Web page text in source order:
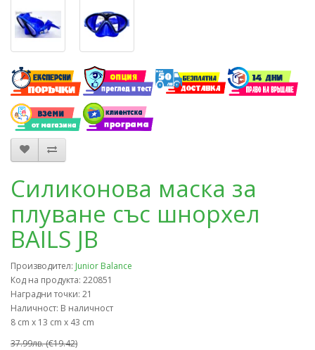
Силиконова маска за
плуване със шнорхел
BAILS JB
Производител: Junior Balance
Код на продукта: 220851
Наградни точки: 21
Наличност: В наличност
8 cm x 13 cm x 43 cm
37.99лв. (€19.42)